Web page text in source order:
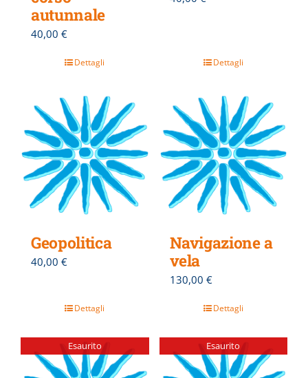
autunnale
40,00 €
Dettagli Dettagli
Geopolitica
40,00 €
Dettagli
Navigazione a
vela
130,00 €
Dettagli
Esaurito Esaurito